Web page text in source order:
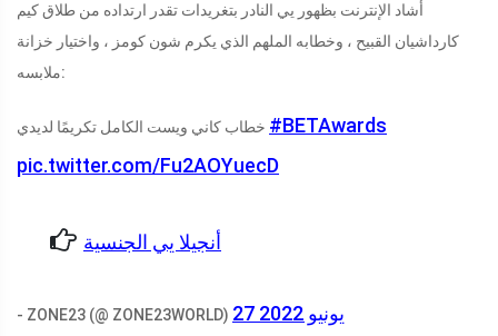
أشاد الإنترنت بظهور يي النادر بتغريدات تقدر ارتداده من طلاق كيم
كارداشيان القبيح ، وخطابه الملهم الذي يكرم شون كومز ، واختيار خزانة
ملابسه:
#BETAwards
pic.twitter.com/Fu2AOYuecD
أنجيلا يي الجنسية
- ZONE23 (@ ZONE23WORLD) 27 يونيو 2022